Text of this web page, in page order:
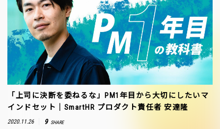
「上司に決断を委ねるな」PM1年目から大切にしたいマ
インドセット｜SmartHR プロダクト責任者 安達隆
2020.11.26 9 SHARE